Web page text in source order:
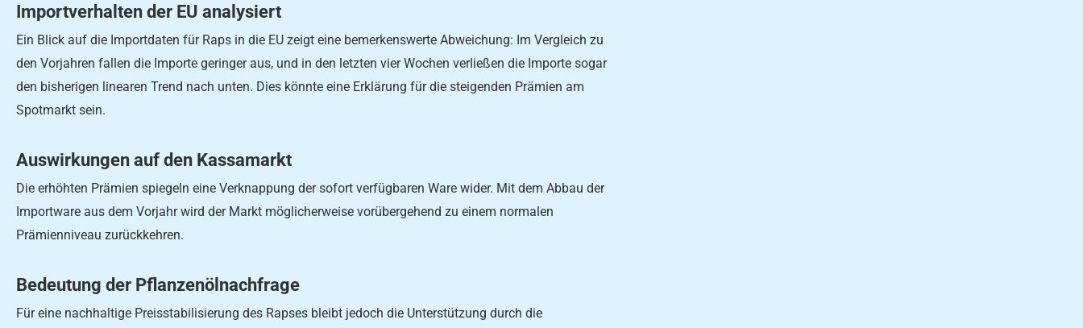
Importverhalten der EU analysiert
Ein Blick auf die Importdaten für Raps in die EU zeigt eine bemerkenswerte Abweichung: Im Vergleich zu
den Vorjahren fallen die Importe geringer aus, und in den letzten vier Wochen verließen die Importe sogar
den bisherigen linearen Trend nach unten. Dies könnte eine Erklärung für die steigenden Prämien am
Spotmarkt sein.
Auswirkungen auf den Kassamarkt
Die erhöhten Prämien spiegeln eine Verknappung der sofort verfügbaren Ware wider. Mit dem Abbau der
Importware aus dem Vorjahr wird der Markt möglicherweise vorübergehend zu einem normalen
Prämienniveau zurückkehren.
Bedeutung der Pflanzenölnachfrage
Für eine nachhaltige Preisstabilisierung des Rapses bleibt jedoch die Unterstützung durch die